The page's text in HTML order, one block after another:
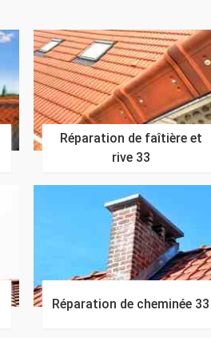
Réparation de faîtière et
rive 33
Réparation de cheminée 33